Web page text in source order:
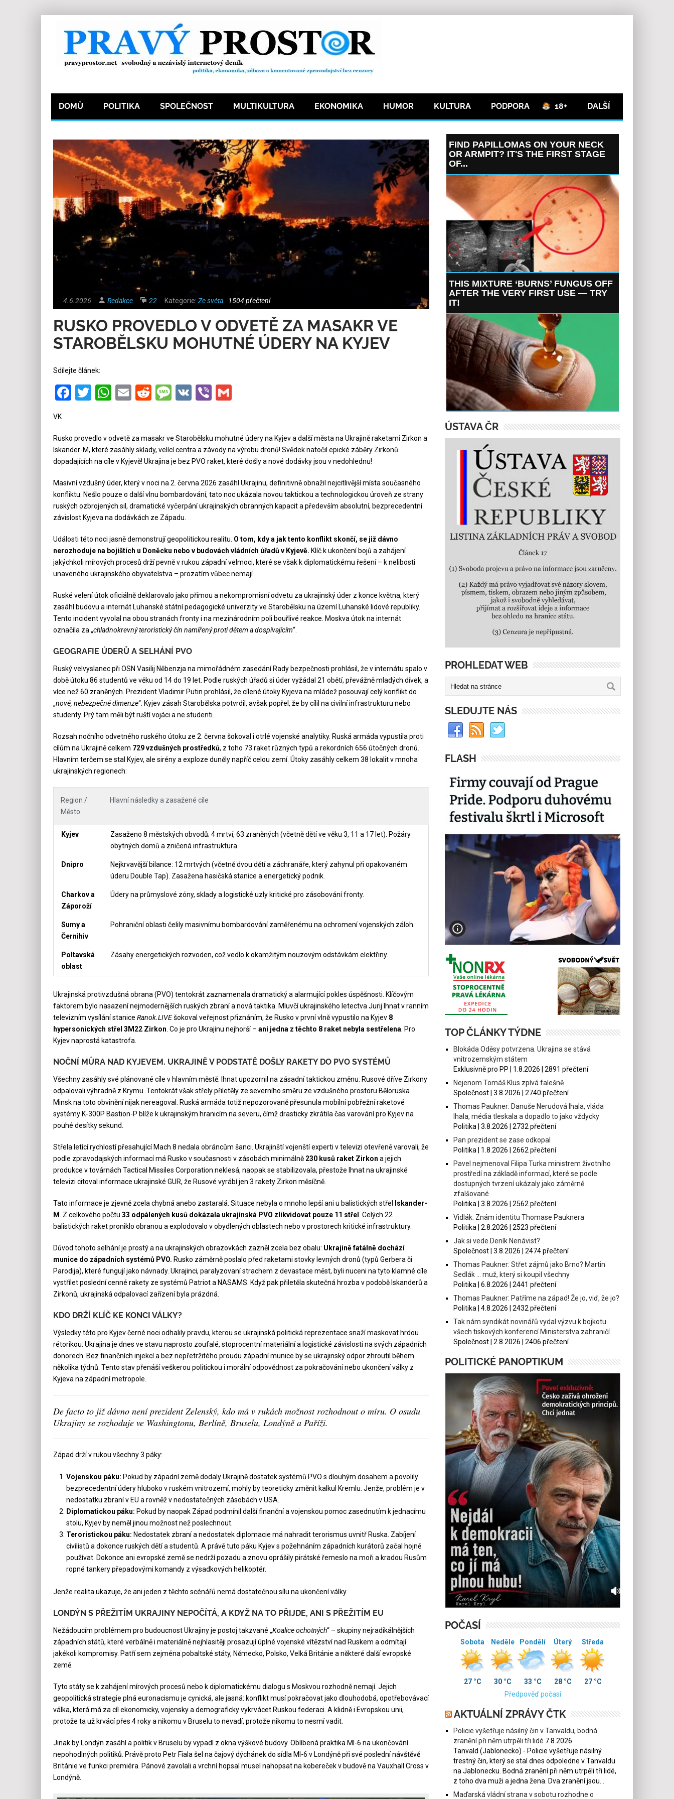
DOMŮ POLITIKA SPOLEČNOST MULTIKULTURA EKONOMIKA HUMOR KULTURA PODPORA 18+ DALŠÍ
4.6.2026 Redakce 22 Kategorie: Ze světa 1504 přečtení
RUSKO PROVEDLO V ODVETĚ ZA MASAKR VE
STAROBĚLSKU MOHUTNÉ ÚDERY NA KYJEV
Sdílejte článek:
Facebook
Twitter
WhatsApp
EmailRedditMessage
VKViberGmail
VK
Rusko provedlo v odvetě za masakr ve Starobělsku mohutné údery na Kyjev a další města na Ukrajině raketami Zirkon a
Iskander-M, které zasáhly sklady, velící centra a závody na výrobu dronů! Svědek natočil epické záběry Zirkonů
dopadajících na cíle v Kyjevě! Ukrajina je bez PVO raket, které došly a nové dodávky jsou v nedohlednu!
Masivní vzdušný úder, který v noci na 2. června 2026 zasáhl Ukrajinu, definitivně obnažil nejcitlivější místa současného
konfliktu. Nešlo pouze o další vlnu bombardování, tato noc ukázala novou taktickou a technologickou úroveň ze strany
ruských ozbrojených sil, dramatické vyčerpání ukrajinských obranných kapacit a především absolutní, bezprecedentní
závislost Kyjeva na dodávkách ze Západu.
Události této noci jasně demonstrují geopolitickou realitu. O tom, kdy a jak tento konflikt skončí, se již dávno
nerozhoduje na bojištích u Doněcku nebo v budovách vládních úřadů v Kyjevě. Klíč k ukončení bojů a zahájení
jakýchkoli mírových procesů drží pevně v rukou západní velmoci, které se však k diplomatickému řešení – k nelibosti
unaveného ukrajinského obyvatelstva – prozatím vůbec nemají
Ruské velení útok oficiálně deklarovalo jako přímou a nekompromisní odvetu za ukrajinský úder z konce května, který
zasáhl budovu a internát Luhanské státní pedagogické univerzity ve Starobělsku na území Luhanské lidové republiky.
Tento incident vyvolal na obou stranách fronty i na mezinárodním poli bouřlivé reakce. Moskva útok na internát
označila za „chladnokrevný teroristický čin namířený proti dětem a dospívajícím“.
GEOGRAFIE ÚDERŮ A SELHÁNÍ PVO
Ruský velvyslanec při OSN Vasilij Něbenzja na mimořádném zasedání Rady bezpečnosti prohlásil, že v internátu spalo v
době útoku 86 studentů ve věku od 14 do 19 let. Podle ruských úřadů si úder vyžádal 21 obětí, převážně mladých dívek, a
více než 60 zraněných. Prezident Vladimir Putin prohlásil, že cílené útoky Kyjeva na mládež posouvají celý konflikt do
„nové, nebezpečné dimenze“. Kyjev zásah Starobělska potvrdil, avšak popřel, že by cílil na civilní infrastrukturu nebo
studenty. Prý tam měli být ruští vojáci a ne studenti.
Rozsah nočního odvetného ruského útoku ze 2. června šokoval i otrlé vojenské analytiky. Ruská armáda vypustila proti
cílům na Ukrajině celkem 729 vzdušných prostředků, z toho 73 raket různých typů a rekordních 656 útočných dronů.
Hlavním terčem se stal Kyjev, ale sirény a exploze duněly napříč celou zemí. Útoky zasáhly celkem 38 lokalit v mnoha
ukrajinských regionech:
Region /
Město
Hlavní následky a zasažené cíle
Kyjev
Zasaženo 8 městských obvodů; 4 mrtví, 63 zraněných (včetně dětí ve věku 3, 11 a 17 let). Požáry
obytných domů a zničená infrastruktura.
Dnipro
Nejkrvavější bilance: 12 mrtvých (včetně dvou dětí a záchranáře, který zahynul při opakovaném
úderu Double Tap). Zasažena hasičská stanice a energetický podnik.
Charkov a
Záporoží
Údery na průmyslové zóny, sklady a logistické uzly kritické pro zásobování fronty.
Sumy a
Černihiv
Pohraniční oblasti čelily masivnímu bombardování zaměřenému na ochromení vojenských záloh.
Poltavská
oblast
Zásahy energetických rozvoden, což vedlo k okamžitým nouzovým odstávkám elektřiny.
Ukrajinská protivzdušná obrana (PVO) tentokrát zaznamenala dramatický a alarmující pokles úspěšnosti. Klíčovým
faktorem bylo nasazení nejmodernějších ruských zbraní a nová taktika. Mluvčí ukrajinského letectva Jurij Ihnat v ranním
televizním vysílání stanice Ranok.LIVEšokoval veřejnost přiznáním, že Rusko v první vlně vypustilo na Kyjev 8
hypersonických střel 3M22 Zirkon . Co je pro Ukrajinu nejhorší – ani jedna z těchto 8 raket nebyla sestřelena . Pro
Kyjev naprostá katastrofa.
NOČNÍ MŮRA NAD KYJEVEM. UKRAJINĚ V PODSTATĚ DOŠLY RAKETY DO PVO SYSTÉMŮ
Všechny zasáhly své plánované cíle v hlavním městě. Ihnat upozornil na zásadní taktickou změnu: Rusové dříve Zirkony
odpalovali výhradně z Krymu. Tentokrát však střely přiletěly ze severního směru ze vzdušného prostoru Běloruska.
Minsk na toto obvinění nijak nereagoval. Ruská armáda totiž nepozorovaně přesunula mobilní pobřežní raketové
systémy K-300P Bastion-P blíže k ukrajinským hranicím na severu, čímž drasticky zkrátila čas varování pro Kyjev na
pouhé desítky sekund.
Střela letící rychlostí přesahující Mach 8 nedala obráncům šanci. Ukrajinští vojenští experti v televizi otevřeně varovali, že
podle zpravodajských informací má Rusko v současnosti v zásobách minimálně 230 kusů raket Zirkon a jejich
produkce v továrnách Tactical Missiles Corporation neklesá, naopak se stabilizovala, přestože Ihnat na ukrajinské
televizi citoval informace ukrajinské GUR, že Rusové vyrábí jen 3 rakety Zirkon měsíčně.
Tato informace je zjevně zcela chybná anebo zastaralá. Situace nebyla o mnoho lepší ani u balistických střel
Iskander-
M
. Z celkového počtu 33 odpálených kusů dokázala ukrajinská PVO zlikvidovat pouze 11 střel
. Celých 22
balistických raket proniklo obranou a explodovalo v obydlených oblastech nebo v prostorech kritické infrastruktury.
Důvod tohoto selhání je prostý a na ukrajinských obrazovkách zazněl zcela bez obalu: Ukrajině fatálně dochází
munice do západních systémů PVO. Rusko záměrně poslalo před raketami stovky levných dronů (typů Gerbera či
Parodija), které fungují jako návnady. Ukrajinci, paralyzovaní strachem z devastace měst, byli nuceni na tyto klamné cíle
vystřílet poslední cenné rakety ze systémů Patriot a NASAMS. Když pak přiletěla skutečná hrozba v podobě Iskanderů a
Zirkonů, ukrajinská odpalovací zařízení byla prázdná.
KDO DRŽÍ KLÍČ KE KONCI VÁLKY?
Výsledky této pro Kyjev černé noci odhalily pravdu, kterou se ukrajinská politická reprezentace snaží maskovat hrdou
rétorikou: Ukrajina je dnes ve stavu naprosto zoufalé, stoprocentní materiální a logistické závislosti na svých západních
donorech. Bez finančních injekcí a bez nepřetržitého proudu západní munice by se ukrajinský odpor zhroutil během
několika týdnů. Tento stav přenáší veškerou politickou i morální odpovědnost za pokračování nebo ukončení války z
Kyjeva na západní metropole.
De facto to již dávno není prezident Zelenský, kdo má v rukách možnost rozhodnout o míru. O osudu
Ukrajiny se rozhoduje ve Washingtonu, Berlíně, Bruselu, Londýně a Paříži.
Západ drží v rukou všechny 3 páky:
Vojenskou páku: Pokud by západní země dodaly Ukrajině dostatek systémů PVO s dlouhým dosahem a povolily
bezprecedentní údery hluboko v ruském vnitrozemí, mohly by teoreticky změnit kalkul Kremlu. Jenže, problém je v
nedostatku zbraní v EU a rovněž v nedostatečných zásobách v USA.
Diplomatickou páku: Pokud by naopak Západ podmínil další finanční a vojenskou pomoc zasednutím k jednacímu
stolu, Kyjev by neměl jinou možnost než poslechnout.
Teroristickou páku: Nedostatek zbraní a nedostatek diplomacie má nahradit terorismus uvnitř Ruska. Zabíjení
civilistů a dokonce ruských dětí a studentů. A právě tuto páku Kyjev s požehnáním západních kurátorů začal hojně
používat. Dokonce ani evropské země se nedrží pozadu a znovu oprášily pirátské řemeslo na moři a kradou Rusům
ropné tankery přepadovými komandy z výsadkových helikoptér.
Jenže realita ukazuje, že ani jeden z těchto scénářů nemá dostatečnou sílu na ukončení války.
LONDÝN S PŘEŽITÍM UKRAJINY NEPOČÍTÁ, A KDYŽ NA TO PŘIJDE, ANI S PŘEŽITÍM EU
Nežádoucím problémem pro budoucnost Ukrajiny je postoj takzvané „Koalice ochotných“ – skupiny nejradikálnějších
západních států, které verbálně i materiálně nejhlasitěji prosazují úplné vojenské vítězství nad Ruskem a odmítají
jakékoli kompromisy. Patří sem zejména pobaltské státy, Německo, Polsko, Velká Británie a některé další evropské
země.
Tyto státy se k zahájení mírových procesů nebo k diplomatickému dialogu s Moskvou rozhodně nemají. Jejich
geopolitická strategie plná euronacismu je cynická, ale jasná: konflikt musí pokračovat jako dlouhodobá, opotřebovávací
válka, která má za cíl ekonomicky, vojensky a demograficky vykrvácet Ruskou federaci. A klidně i Evropskou unii,
protože ta už krvácí přes 4 roky a nikomu v Bruselu to nevadí, protože nikomu to nesmí vadit.
Jinak by Londýn zasáhl a politik v Bruselu by vypadl z okna výškové budovy. Oblíbená praktika MI-6 na ukončování
nepohodlných politiků. Právě proto Petr Fiala šel na čajový dýchánek do sídla MI-6 v Londýně při své poslední návštěvě
Británie ve funkci premiéra. Pánové zavolali a vrchní hopsal musel nahopsat na kobereček v budově na Vauxhall Cross v
Londýně.
FIND PAPILLOMAS ON YOUR NECK
OR ARMPIT? IT'S THE FIRST STAGE
OF...
THIS MIXTURE ‘BURNS’ FUNGUS OFF
AFTER THE VERY FIRST USE — TRY
IT!
ÚSTAVA ČR
PROHLEDAT WEB
SLEDUJTE NÁS
FLASH
TOP ČLÁNKY TÝDNE
Blokáda Oděsy potvrzena. Ukrajina se stává
vnitrozemským státem
Exklusivně pro PP | 1.8.2026 | 2891 přečtení
Nejenom Tomáš Klus zpívá falešně
Společnost | 3.8.2026 | 2740 přečtení
Thomas Paukner: Danuše Nerudová lhala, vláda
lhala, média tleskala a dopadlo to jako vždycky
Politika | 3.8.2026 | 2732 přečtení
Pan prezident se zase odkopal
Politika | 1.8.2026 | 2662 přečtení
Pavel nejmenoval Filipa Turka ministrem životního
prostředí na základě informací, které se podle
dostupných tvrzení ukázaly jako záměrně
zfalšované
Politika | 3.8.2026 | 2562 přečtení
Vidlák: Znám identitu Thomase Pauknera
Politika | 2.8.2026 | 2523 přečtení
Jak si vede Deník Nenávist?
Společnost | 3.8.2026 | 2474 přečtení
Thomas Paukner: Střet zájmů jako Brno? Martin
Sedlák … muž, který si koupil všechny
Politika | 6.8.2026 | 2441 přečtení
Thomas Paukner: Patříme na západ! Že jo, viď, že jo?
Politika | 4.8.2026 | 2432 přečtení
Tak nám syndikát novinářů vydal výzvu k bojkotu
všech tiskových konferencí Ministerstva zahraničí
Společnost | 2.8.2026 | 2406 přečtení
POLITICKÉ PANOPTIKUM
POČASÍ
Sobota
27 °C
Neděle
30 °C
Pondělí
33 °C
Úterý
28 °C
Středa
27 °C
Předpověď počasí
AKTUÁLNÍ ZPRÁVY ČTK
Policie vyšetřuje násilný čin v Tanvaldu, bodná
zranění při něm utrpěli tři lidé 7.8.2026
Tanvald (Jablonecko) - Policie vyšetřuje násilný
trestný čin, který se stal dnes odpoledne v Tanvaldu
na Jablonecku. Bodná zranění při něm utrpěli tři lidé,
z toho dva muži a jedna žena. Dva zranění jsou...
Maďarská vládní strana v sobotu rozhodne o